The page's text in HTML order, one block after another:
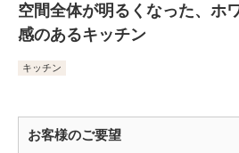
空間全体が明るくなった、ホ
感のあるキッチン
キッチン
お客様のご要望